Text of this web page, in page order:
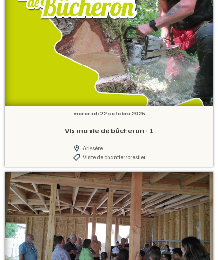
mercredi 22 octobre 2025
Vis ma vie de bûcheron - 1
Arlysère
Visite de chantier forestier